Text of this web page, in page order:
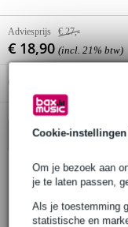
Cookie-
Om je bezoek aan
je te laten passen,
Als je toestemming
statistische en
Adviesprijs € 27,-
€ 18,90 (incl. 21% btw)
Online
3 jaar Bax Music